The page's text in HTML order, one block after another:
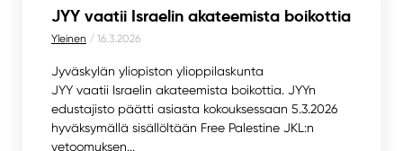
JYY vaatii Israelin akateemista boikottia
Yleinen / 16.3.2026
Jyväskylän yliopiston ylioppilaskunta
JYY vaatii Israelin akateemista boikottia. JYYn
edustajisto päätti asiasta kokouksessaan 5.3.2026
hyväksymällä sisällöltään Free Palestine JKL:n
vetoomuksen...